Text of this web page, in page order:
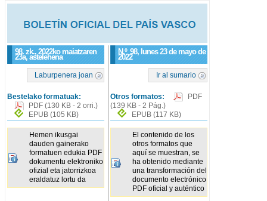
98. zk., 2022ko maiatzaren
23a, astelehena
N.º98, lunes 23 de mayo de
2022
Laburpenera joan
Bestelako formatuak:
PDF (130 KB - 2 orri.)
EPUB (105 KB)
Hemen ikusgai
dauden gainerako
formatuen edukia PDF
dokumentu elektroniko
ofizial eta jatorrizkoa
eraldatuz lortu da
Ir al sumario
Otros formatos:
PDF
(139 KB - 2 Pág.)
EPUB(117 KB)
El contenido de los
otros formatos que
aquí se muestran, se
ha obtenido mediante
una transformación del
documento electrónico
PDF oficial y auténtico